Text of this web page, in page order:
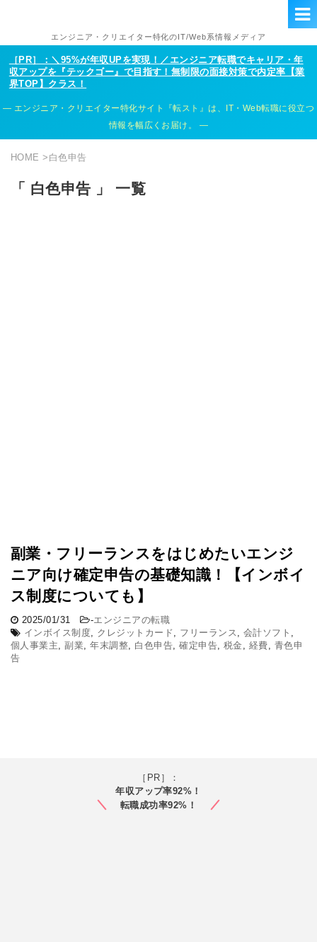
エンジニア・クリエイター特化のIT/Web系情報メディア
［PR］：＼95%が年収UPを実現！／エンジニア転職でキャリア・年
収アップを『テックゴー』で目指す！無制限の面接対策で内定率【業
界TOP】クラス！
エンジニア・クリエイター特化サイト『転スト』は、IT・Web転職に役立つ
情報を幅広くお届け。
HOME > 白色申告
「 白色申告 」 一覧
副業・フリーランスをはじめたいエンジ
ニア向け確定申告の基礎知識！【インボイ
ス制度についても】
2025/01/31 -エンジニアの転職
インボイス制度, クレジットカード, フリーランス , 会計ソフト ,
個人事業主,副業,年末調整, 白色申告,確定申告, 税金 , 経費, 青色申
告
［PR］：
年収アップ率92%！
転職成功率92%！